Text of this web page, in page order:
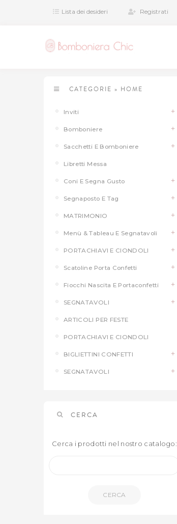
Lista dei desideri Registrati
CATEGORIE » HOME
Inviti
Bomboniere
Sacchetti E Bomboniere
Libretti Messa
Coni E Segna Gusto
Segnaposto E Tag
MATRIMONIO
Menù & Tableau E Segnatavoli
PORTACHIAVI E CIONDOLI
Scatoline Porta Confetti
Fiocchi Nascita E Portaconfetti
SEGNATAVOLI
ARTICOLI PER FESTE
PORTACHIAVI E CIONDOLI
BIGLIETTINI CONFETTI
SEGNATAVOLI
CERCA
Cerca i prodotti nel nostro catalogo:
CERCA